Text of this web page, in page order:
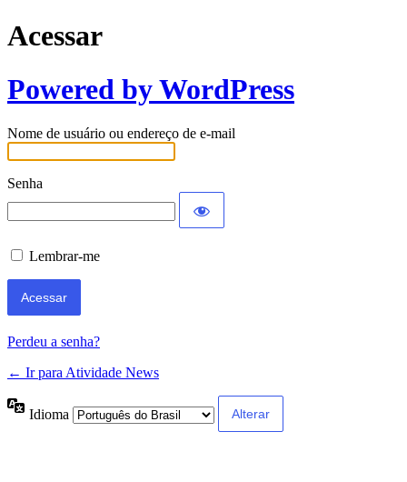
Acessar
Powered by WordPress
Nome de usuário ou endereço de e-mail
Senha
Lembrar-me
Perdeu a senha?
← Ir para Atividade News
Idioma